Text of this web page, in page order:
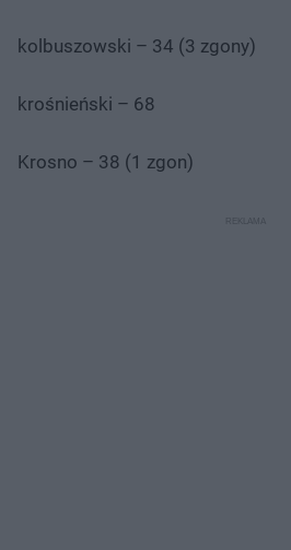
kolbuszowski – 34 (3 zgony)
krośnieński – 68
Krosno – 38 (1 zgon)